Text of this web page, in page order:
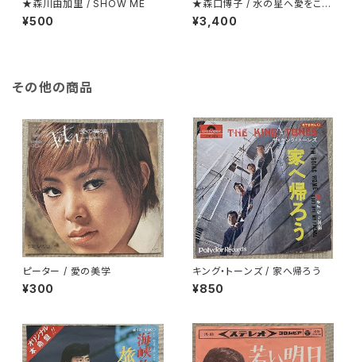
★森川由加里 / SHOW ME
¥500
★森口博子 / 水の星へ愛をこめ
て
¥3,400
その他の商品
ピーター / 愛の美学
¥300
キング・トーンズ / 家へ帰ろう
¥850